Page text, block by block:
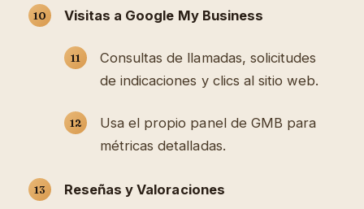
Visitas a Google My Business
Consultas de llamadas, solicitudes
de indicaciones y clics al sitio web.
Usa el propio panel de GMB para
métricas detalladas.
Reseñas y Valoraciones